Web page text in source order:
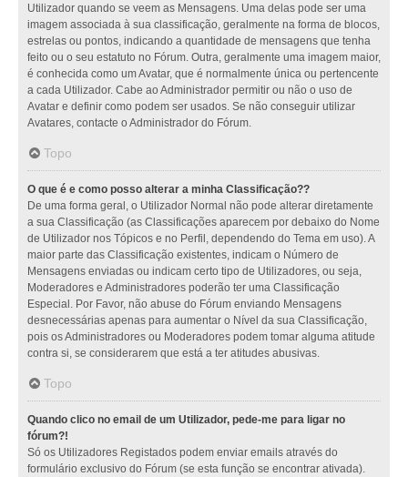
Utilizador quando se veem as Mensagens. Uma delas pode ser uma
imagem associada à sua classificação, geralmente na forma de blocos,
estrelas ou pontos, indicando a quantidade de mensagens que tenha
feito ou o seu estatuto no Fórum. Outra, geralmente uma imagem maior,
é conhecida como um Avatar, que é normalmente única ou pertencente
a cada Utilizador. Cabe ao Administrador permitir ou não o uso de
Avatar e definir como podem ser usados. Se não conseguir utilizar
Avatares, contacte o Administrador do Fórum.
Topo
O que é e como posso alterar a minha Classificação??
De uma forma geral, o Utilizador Normal não pode alterar diretamente
a sua Classificação (as Classificações aparecem por debaixo do Nome
de Utilizador nos Tópicos e no Perfil, dependendo do Tema em uso). A
maior parte das Classificação existentes, indicam o Número de
Mensagens enviadas ou indicam certo tipo de Utilizadores, ou seja,
Moderadores e Administradores poderão ter uma Classificação
Especial. Por Favor, não abuse do Fórum enviando Mensagens
desnecessárias apenas para aumentar o Nível da sua Classificação,
pois os Administradores ou Moderadores podem tomar alguma atitude
contra si, se considerarem que está a ter atitudes abusivas.
Topo
Quando clico no email de um Utilizador, pede-me para ligar no
fórum?!
Só os Utilizadores Registados podem enviar emails através do
formulário exclusivo do Fórum (se esta função se encontrar ativada).